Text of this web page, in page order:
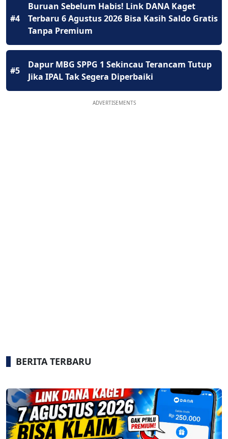
#4
Buruan Sebelum Habis! Link DANA Kaget
Terbaru 6 Agustus 2026 Bisa Kasih Saldo Gratis
Tanpa Premium
#5
Dapur MBG SPPG 1 Sekincau Terancam Tutup
Jika IPAL Tak Segera Diperbaiki
ADVERTISEMENTS
BERITA TERBARU